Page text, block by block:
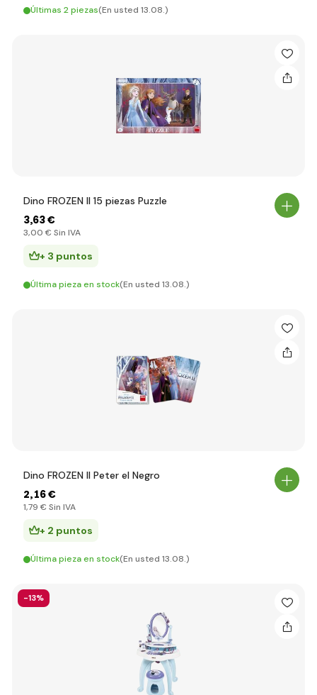
Últimas 2 piezas(En usted 13.08.)
Dino FROZEN II 15 piezas Puzzle
3,63 €
3,00 € Sin IVA
+ 3 puntos
Última pieza en stock(En usted 13.08.)
Dino FROZEN II Peter el Negro
2,16 €
1,79 € Sin IVA
+ 2 puntos
Última pieza en stock(En usted 13.08.)
-13%